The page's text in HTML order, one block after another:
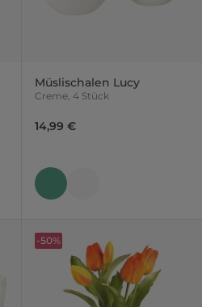
Müslischalen Lucy
Creme, 4 Stück
14,99 €
-50%